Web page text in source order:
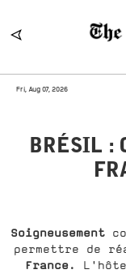
Fri, Aug 07, 2026
BRÉSIL :
Soigneusement
permettre de
France.